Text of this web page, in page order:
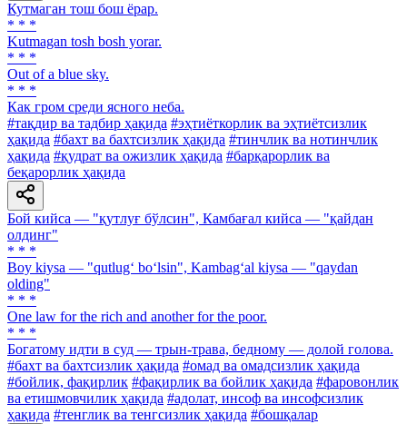
Кутмаган тош бош ёрар.
* * *
Kutmagan tosh bosh yorar.
* * *
Out of a blue sky.
* * *
Как гром среди ясного неба.
#тақдир ва тадбир ҳақида #эҳтиёткорлик ва эҳтиётсизлик
ҳақида #бахт ва бахтсизлик ҳақида #тинчлик ва нотинчлик
ҳақида #қудрат ва ожизлик ҳақида #барқарорлик ва
беқарорлик ҳақида
Бой кийса — "қутлуғ бўлсин", Камбағал кийса — "қайдан
олдинг"
* * *
Boy kiysa — "qutlug‘ bo‘lsin", Kambag‘al kiysa — "qaydan
olding"
* * *
One law for the rich and another for the poor.
* * *
Богатому идти в суд — трын-трава, бедному — долой голова.
#бахт ва бахтсизлик ҳақида #омад ва омадсизлик ҳақида
#бойлик, фақирлик #фақирлик ва бойлик ҳақида #фаровонлик
ва етишмовчилик ҳақида #адолат, инсоф ва инсофсизлик
ҳақида #тенглик ва тенгсизлик ҳақида #бошқалар